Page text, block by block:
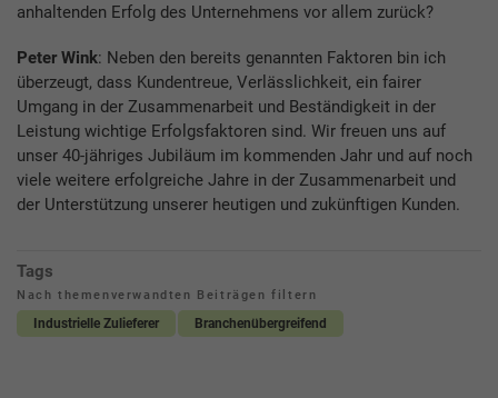
anhaltenden Erfolg des Unternehmens vor allem zurück?
Peter Wink: Neben den bereits genannten Faktoren bin ich
überzeugt, dass Kundentreue, Verlässlichkeit, ein fairer
Umgang in der Zusammenarbeit und Beständigkeit in der
Leistung wichtige Erfolgsfaktoren sind. Wir freuen uns auf
unser 40-jähriges Jubiläum im kommenden Jahr und auf noch
viele weitere erfolgreiche Jahre in der Zusammenarbeit und
der Unterstützung unserer heutigen und zukünftigen Kunden.
Tags
Nach themenverwandten Beiträgen filtern
Industrielle Zulieferer Branchenübergreifend